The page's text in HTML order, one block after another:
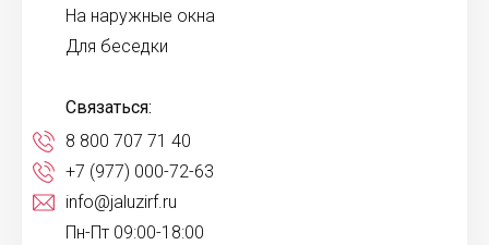
На наружные окна
Для беседки
Связаться:
8 800 707 71 40
+7 (977) 000-72-63
info@jaluzirf.ru
Пн-Пт 09:00-18:00